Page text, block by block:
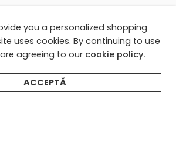
you a personalized shopping
uses cookies. By continuing to use
agreeing to our cookie policy.
ACCEPTĂ